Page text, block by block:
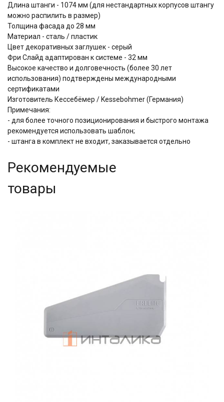
Длина штанги - 1074 мм (для нестандартных корпусов штангу
можно распилить в размер)
Толщина фасада до 28 мм
Материал - сталь / пластик
Цвет декоративных заглушек - серый
Фри Слайд адаптирован к системе - 32 мм
Высокое качество и долговечность (более 30 лет
использования) подтверждены международными
сертификатами
Изготовитель Кессебёмер / Kessebohmer (Германия)
Примечания:
- для более точного позиционирования и быстрого монтажа
рекомендуется использовать шаблон;
- штанга в комплект не входит, заказывается отдельно
Рекомендуемые
товары